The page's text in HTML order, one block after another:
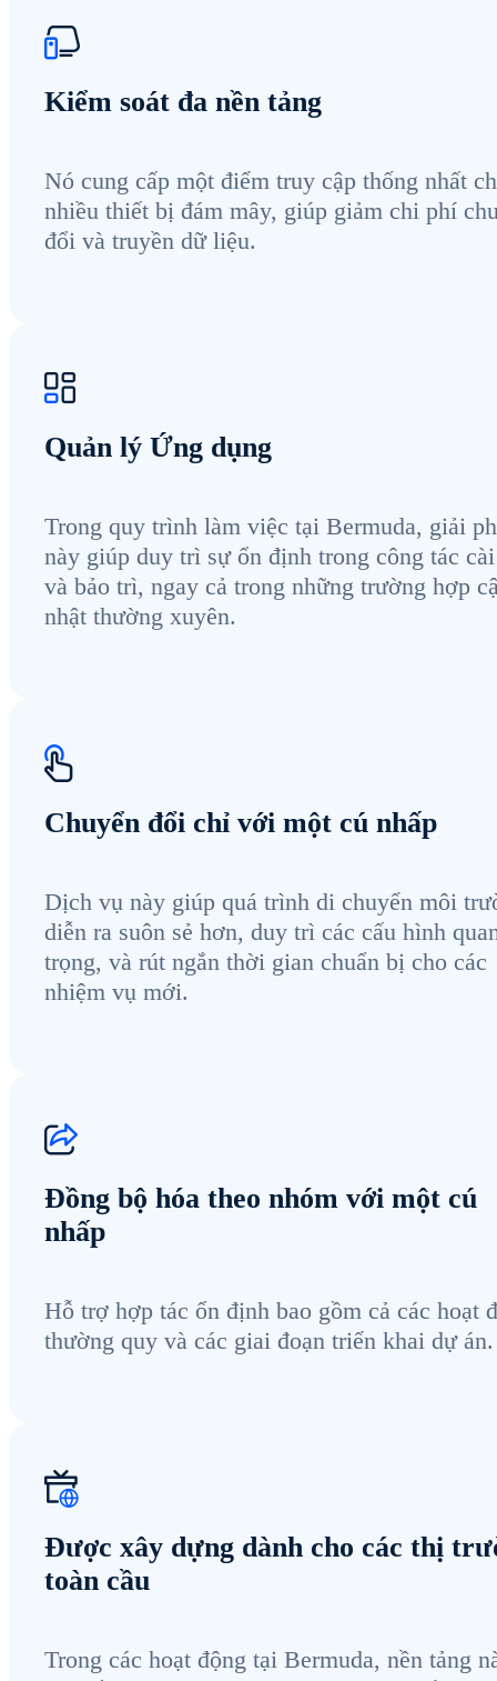
Kiểm soát đa nền tảng
Nó cung cấp một điểm truy cập thống nhất
nhiều thiết bị đám mây, giúp giảm chi phí
đổi và truyền dữ liệu.
Quản lý Ứng dụng
Trong quy trình làm việc tại Bermuda, giải
này giúp duy trì sự ổn định trong công tác
và bảo trì, ngay cả trong những trường hợp
nhật thường xuyên.
Chuyển đổi chỉ với một cú nhấp
Dịch vụ này giúp quá trình di chuyển môi
diễn ra suôn sẻ hơn, duy trì các cấu hình
trọng, và rút ngắn thời gian chuẩn bị cho các
nhiệm vụ mới.
Đồng bộ hóa theo nhóm với một cú
nhấp
Hỗ trợ hợp tác ổn định bao gồm cả các hoạt
thường quy và các giai đoạn triển khai dự án.
Được xây dựng dành cho các thị
toàn cầu
Trong các hoạt động tại Bermuda, nền tảng